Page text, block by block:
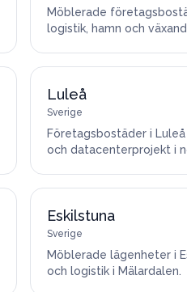
Möblerade
logistik, hamn och
Luleå
Sverige
Företagsbostäder i
och datacenterprojekt i
Eskilstuna
Sverige
Möblerade lägenheter i
och logistik i Mälardalen.